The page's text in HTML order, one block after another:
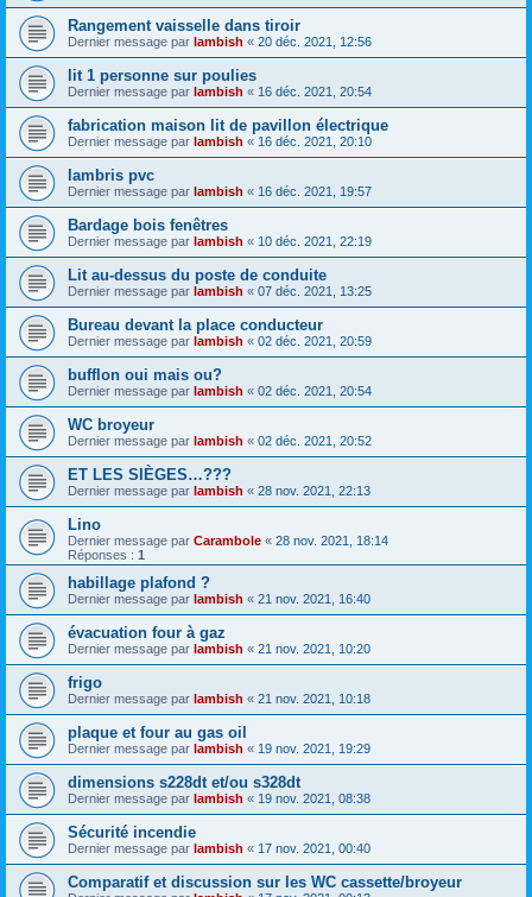
Rangement vaisselle dans tiroir
Dernier message par lambish « 20 déc. 2021, 12:56
lit 1 personne sur poulies
Dernier message par lambish « 16 déc. 2021, 20:54
fabrication maison lit de pavillon électrique
Dernier message par lambish « 16 déc. 2021, 20:10
lambris pvc
Dernier message par lambish « 16 déc. 2021, 19:57
Bardage bois fenêtres
Dernier message par lambish « 10 déc. 2021, 22:19
Lit au-dessus du poste de conduite
Dernier message par lambish « 07 déc. 2021, 13:25
Bureau devant la place conducteur
Dernier message par lambish « 02 déc. 2021, 20:59
bufflon oui mais ou?
Dernier message par lambish « 02 déc. 2021, 20:54
WC broyeur
Dernier message par lambish « 02 déc. 2021, 20:52
ET LES SIÈGES…???
Dernier message par lambish « 28 nov. 2021, 22:13
Lino
Dernier message par Carambole « 28 nov. 2021, 18:14
Réponses : 1
habillage plafond ?
Dernier message par lambish « 21 nov. 2021, 16:40
évacuation four à gaz
Dernier message par lambish « 21 nov. 2021, 10:20
frigo
Dernier message par lambish « 21 nov. 2021, 10:18
plaque et four au gas oil
Dernier message par lambish « 19 nov. 2021, 19:29
dimensions s228dt et/ou s328dt
Dernier message par lambish « 19 nov. 2021, 08:38
Sécurité incendie
Dernier message par lambish « 17 nov. 2021, 00:40
Comparatif et discussion sur les WC cassette/broyeur